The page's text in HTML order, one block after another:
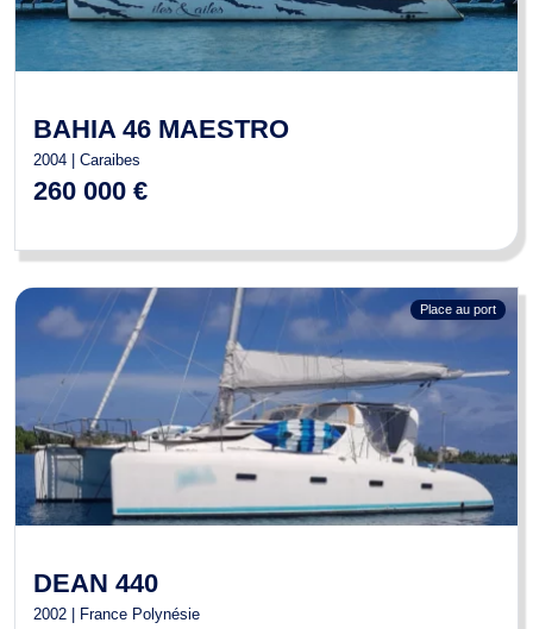
BAHIA 46 MAESTRO
2004 | Caraibes
260 000 €
Place au port
DEAN 440
2002 | France Polynésie